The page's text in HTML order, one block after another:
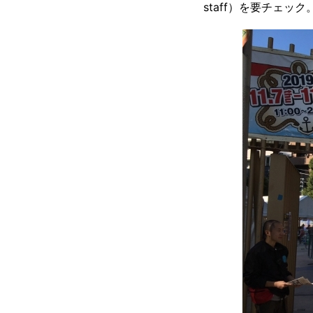
staff）を要チェック